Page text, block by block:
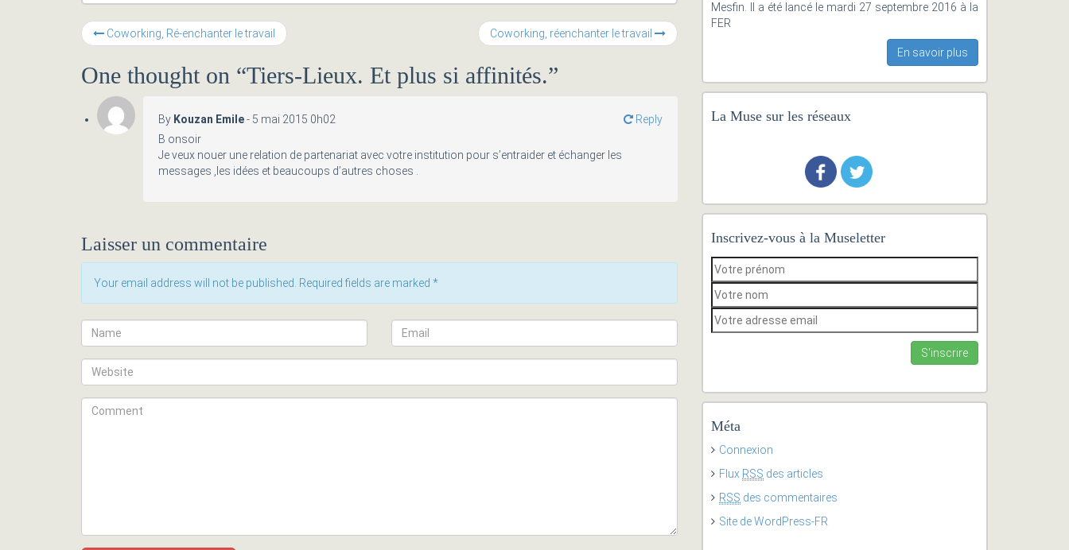
Coworking, Ré-enchanter le travail Coworking, réenchanter le travail
One thought on “Tiers-Lieux. Et plus si affinités.”
By Kouzan Emile- 5 mai 2015 0h02
Reply
B onsoir
Je veux nouer une relation de partenariat avec votre institution pour s’entraider et échanger les
messages ,les idées et beaucoups d’autres choses .
Laisser un commentaire
Your email address will not be published. Required fields are marked *
Mesfin. Il a été lancé le mardi 27 septembre 2016 à la
FER
En savoir plus
La Muse sur les réseaux
Inscrivez-vous à la Museletter
Méta
Connexion
Flux RSS des articles
RSS des commentaires
Site de WordPress-FR